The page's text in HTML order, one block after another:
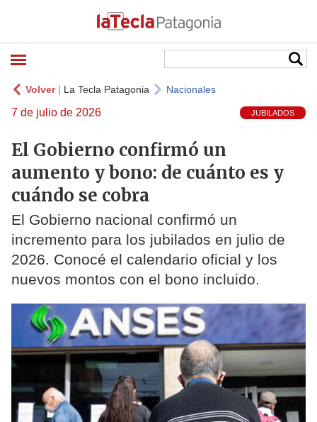
Volver| La Tecla Patagonia Nacionales
7 de julio de 2026 JUBILADOS
El Gobierno confirmó un
aumento y bono: de cuánto es y
cuándo se cobra
El Gobierno nacional confirmó un
incremento para los jubilados en julio de
2026. Conocé el calendario oficial y los
nuevos montos con el bono incluido.